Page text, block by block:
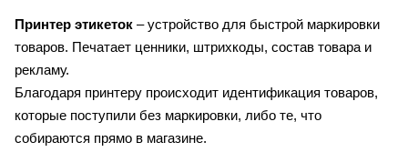
Принтер этикеток – устройство для быстрой маркировки
товаров. Печатает ценники, штрихкоды, состав товара и
рекламу.
Благодаря принтеру происходит идентификация товаров,
которые поступили без маркировки, либо те, что
собираются прямо в магазине.